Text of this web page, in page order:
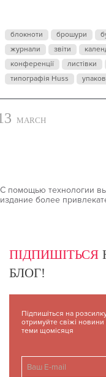
блокноти брошури
журнали
звіти
конференції
листівки
типографія Huss
MARCH
С помощью технологии
издание более
ПІДПИШІТЬСЯ
БЛОГ!
Підпишіться на
отримуйте свіжі новини
теми щомісяця